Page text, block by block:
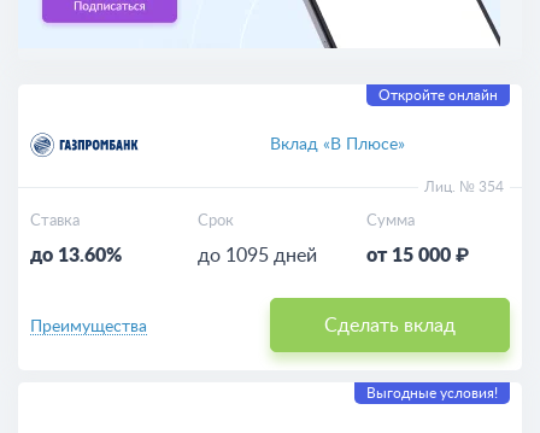
Откройте онлайн
Вклад «В Плюсе»
Лиц. № 354
Ставка
до 13.60%
Срок
до 1095 дней
Сумма
от 15 000 ₽
Сделать вклад
Преимущества
Выгодные условия!